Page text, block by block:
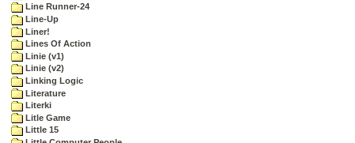
Line Runner-24
Line-Up
Liner!
Lines Of Action
Linie (v1)
Linie (v2)
Linking Logic
Literature
Literki
Litle Game
Little 15